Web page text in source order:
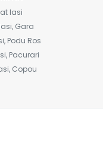
Iasi
Gara
Podu Ros
Pacurari
Copou